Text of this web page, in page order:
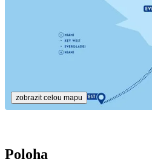
zobrazit celou mapu
Poloha